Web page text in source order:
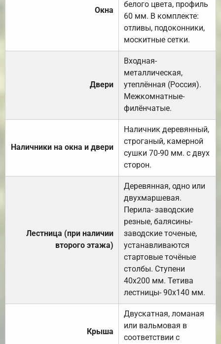
Окна
белого цвета, профиль
60 мм. В комплекте:
отливы, подоконники,
москитные сетки.
Двери
Входная-
металлическая,
утеплённая (Россия).
Межкомнатные-
филёнчатые.
Наличники на окна и двери
Наличник деревянный,
строганый, камерной
сушки 70-90 мм. с двух
сторон.
Лестница (при наличии
второго этажа)
Деревянная, одно или
двухмаршевая.
Перила- заводские
резные, балясины-
заводские точеные,
устанавливаются
стартовые точёные
столбы. Ступени
40х200 мм. Тетива
лестницы- 90х140 мм.
Крыша
Двускатная, ломаная
или вальмовая в
соответствии с